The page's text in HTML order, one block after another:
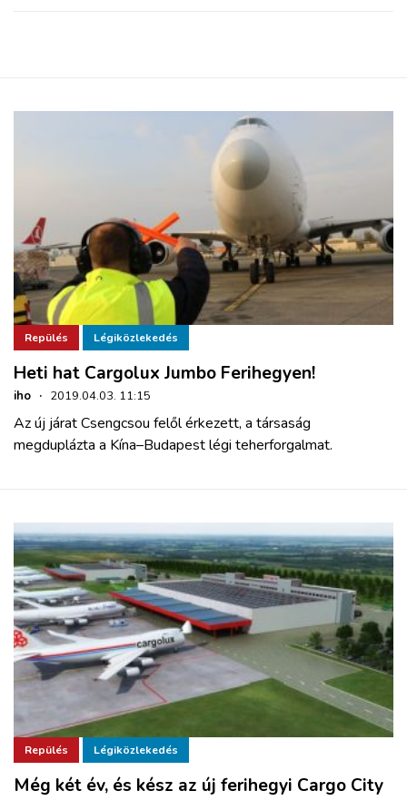
Repülés Légiközlekedés
Heti hat Cargolux Jumbo Ferihegyen!
iho · 2019.04.03. 11:15
Az új járat Csengcsou felől érkezett, a társaság
megduplázta a Kína–Budapest légi teherforgalmat.
Repülés Légiközlekedés
Még két év, és kész az új ferihegyi Cargo City